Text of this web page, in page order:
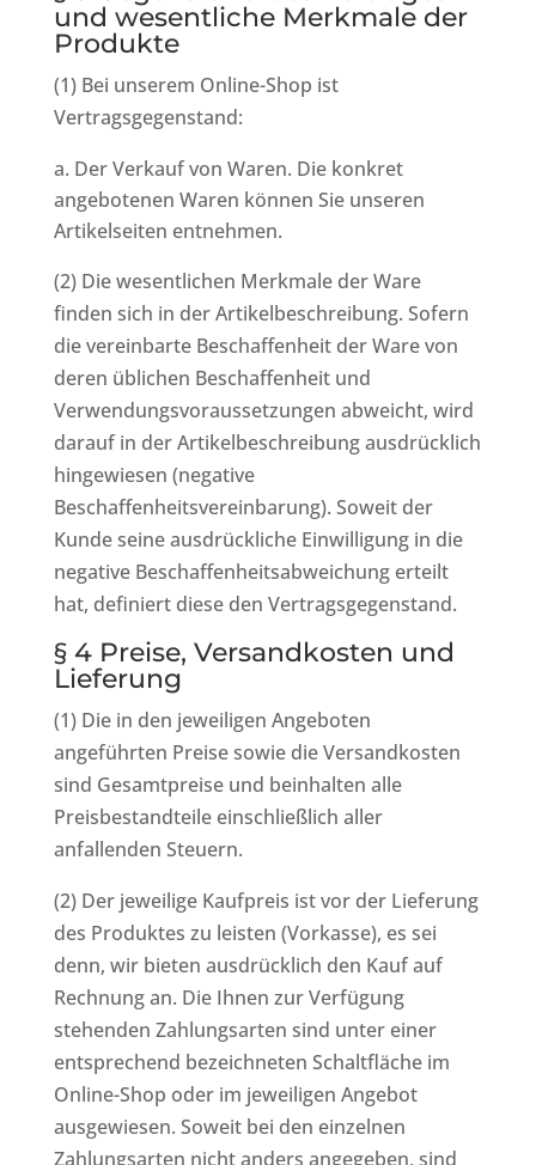
und wesentliche Merkmale der
Produkte
(1) Bei unserem Online-Shop ist
Vertragsgegenstand:
Der Verkauf von Waren. Die konkret
angebotenen Waren können Sie unseren
Artikelseiten entnehmen.
(2) Die wesentlichen Merkmale der Ware
finden sich in der Artikelbeschreibung. Sofern
die vereinbarte Beschaffenheit der Ware von
deren üblichen Beschaffenheit und
Verwendungsvoraussetzungen abweicht, wird
darauf in der Artikelbeschreibung ausdrücklich
hingewiesen (negative
Beschaffenheitsvereinbarung). Soweit der
Kunde seine ausdrückliche Einwilligung in die
negative Beschaffenheitsabweichung erteilt
hat, definiert diese den Vertragsgegenstand.
§ 4 Preise, Versandkosten und
Lieferung
(1) Die in den jeweiligen Angeboten
angeführten Preise sowie die Versandkosten
sind Gesamtpreise und beinhalten alle
Preisbestandteile einschließlich aller
anfallenden Steuern.
(2) Der jeweilige Kaufpreis ist vor der Lieferung
des Produktes zu leisten (Vorkasse), es sei
denn, wir bieten ausdrücklich den Kauf auf
Rechnung an. Die Ihnen zur Verfügung
stehenden Zahlungsarten sind unter einer
entsprechend bezeichneten Schaltfläche im
Online-Shop oder im jeweiligen Angebot
ausgewiesen. Soweit bei den einzelnen
Zahlungsarten nicht anders angegeben, sind